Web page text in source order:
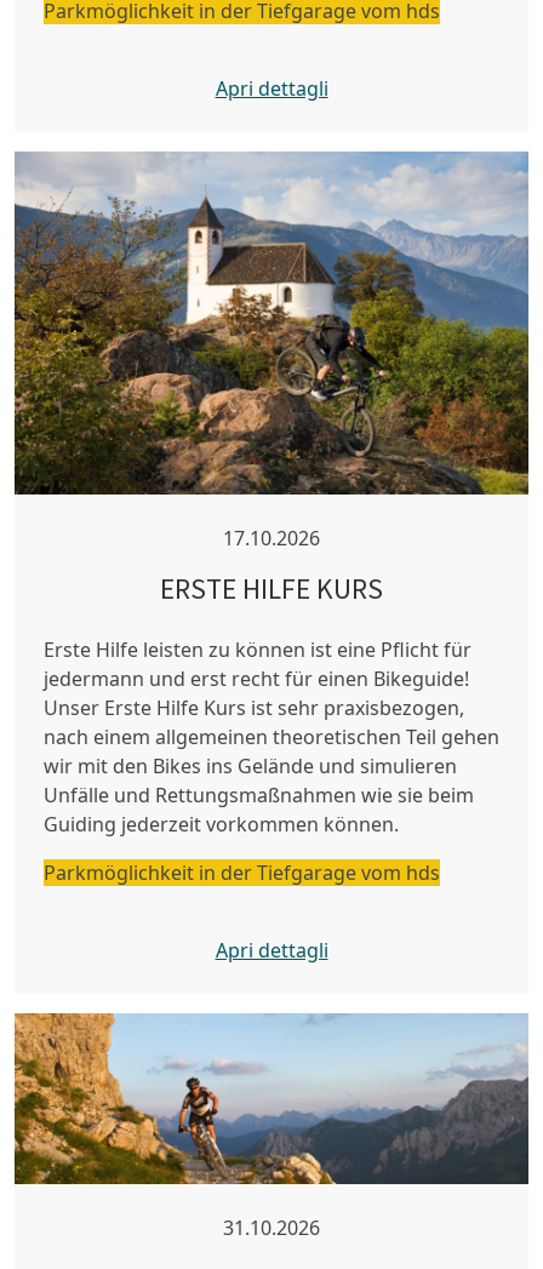
Parkmöglichkeit in der Tiefgarage vom hds
Apri dettagli
17.10.2026
ERSTE HILFE KURS
Erste Hilfe leisten zu können ist eine Pflicht für
jedermann und erst recht für einen Bikeguide!
Unser Erste Hilfe Kurs ist sehr praxisbezogen,
nach einem allgemeinen theoretischen Teil gehen
wir mit den Bikes ins Gelände und simulieren
Unfälle und Rettungsmaßnahmen wie sie beim
Guiding jederzeit vorkommen können.
Parkmöglichkeit in der Tiefgarage vom hds
Apri dettagli
31.10.2026